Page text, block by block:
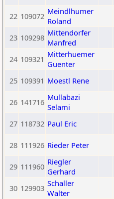
22 109072 Meindlhumer
Roland
23 109298 Mittendorfer
Manfred
24 109321 Mitterhuemer
Guenter
25 109391 Moestl Rene
26 141716 Mullabazi
Selami
27 118732 Paul Eric
28 111926 Rieder Peter
29 111960 Riegler
Gerhard
30 129903 Schaller
Walter